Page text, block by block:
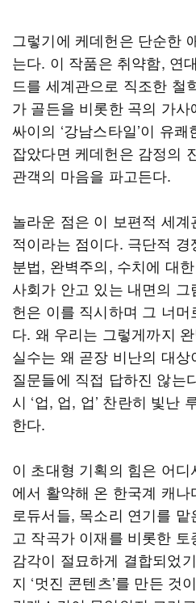
그렇기에 케데헌은 단순한
는다. 이 작품은 취약함, 연
드를 세계관으로 직조한 철
가 골든을 비롯한 곡의 가
싸이의 ‘강남스타일’이 유
잡았다면 케데헌은 감정의
관객의 마음을 파고든다.
놀라운 점은 이 보편적 세
적이라는 점이다. 극단적
분법, 완벽주의, 수치에 대
사회가 안고 있는 내면의
헌은 이를 직시하며 그 너
다. 왜 우리는 그렇게까지
실수는 왜 곧장 비난의 대
질문들에 직접 답하진 않는
시 ‘업, 업, 업’ 찬란히 빛난
한다.
이 초대형 기획의 힘은 어
에서 활약해 온 한국계 캐
로듀서들, 목소리 연기를
고 작곡가 이재를 비롯한
감각이 절묘하게 결합되었
지 ‘멋진 콘텐츠’를 만든 것